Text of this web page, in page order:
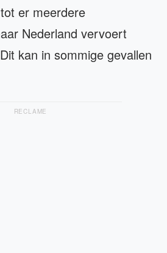
er meerdere
Nederland vervoert
kan in sommige gevallen
RECLAME